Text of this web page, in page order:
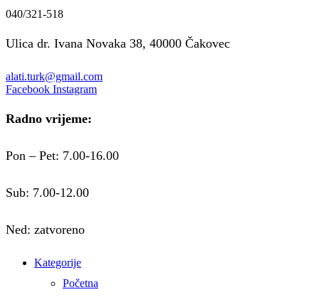
040/321-518
Ulica dr. Ivana Novaka 38, 40000 Čakovec
alati.turk@gmail.com
Facebook Instagram
Radno vrijeme:
Pon – Pet: 7.00-16.00
Sub: 7.00-12.00
Ned: zatvoreno
Kategorije
Početna